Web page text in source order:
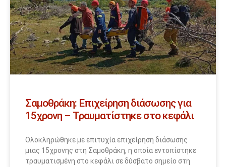
Σαμοθράκη: Επιχείρηση διάσωσης για
15χρονη – Τραυματίστηκε στο κεφάλι
Ολοκληρώθηκε με επιτυχία επιχείρηση διάσωσης
μιας 15χρονης στη Σαμοθράκη, η οποία εντοπίστηκε
τραυματισμένη στο κεφάλι σε δύσβατο σημείο στη